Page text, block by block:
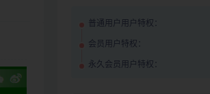
普通用户用户特权：
会员用户特权：
永久会员用户特权：